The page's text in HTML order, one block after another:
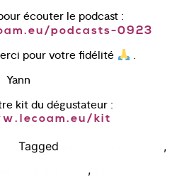
écouter le podcast :
podcasts-0923
pour votre fidélité
.
Yann
kit du dégustateur :
kit
Tagged ,
,